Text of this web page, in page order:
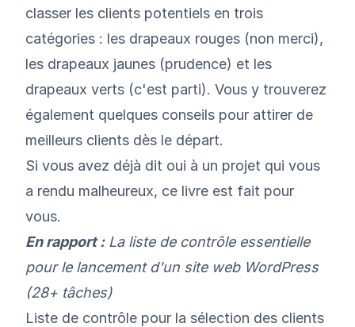
classer les clients potentiels en trois
catégories : les drapeaux rouges (non merci),
les drapeaux jaunes (prudence) et les
drapeaux verts (c'est parti). Vous y trouverez
également quelques conseils pour attirer de
meilleurs clients dès le départ.
Si vous avez déjà dit oui à un projet qui vous
a rendu malheureux, ce livre est fait pour
vous.
En rapport :La liste de contrôleessentielle
pour le lancement d'un site web WordPress
(28+ tâches)
Liste de contrôle pour la sélection des clients